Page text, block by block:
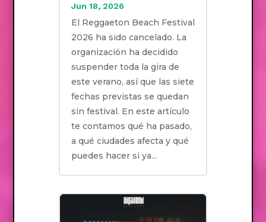
Jun 18, 2026
El Reggaeton Beach Festival
2026 ha sido cancelado. La
organización ha decidido
suspender toda la gira de
este verano, así que las siete
fechas previstas se quedan
sin festival. En este artículo
te contamos qué ha pasado,
a qué ciudades afecta y qué
puedes hacer si ya...